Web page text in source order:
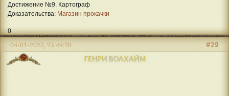
Достижение №9. Картограф
Доказательства: Магазин прокачки
0
ГЕНРИ ВОЛХАЙМ
#29
04-01-2023, 23:49:28